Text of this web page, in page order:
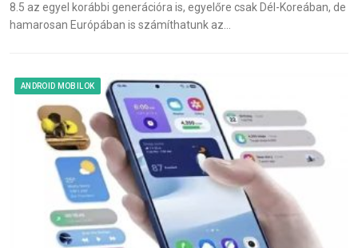
8.5 az egyel korábbi generációra is, egyelőre csak Dél-Koreában, de
hamarosan Európában is számíthatunk az…
ANDROID MOBILOK